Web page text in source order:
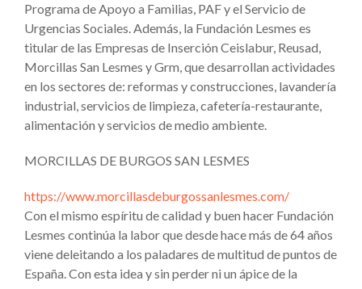
Programa de Apoyo a Familias, PAF y el Servicio de
Urgencias Sociales. Además, la Fundación Lesmes es
titular de las Empresas de Inserción Ceislabur, Reusad,
Morcillas San Lesmes y Grm, que desarrollan actividades
en los sectores de: reformas y construcciones, lavandería
industrial, servicios de limpieza, cafetería-restaurante,
alimentación y servicios de medio ambiente.
MORCILLAS DE BURGOS SAN LESMES
https://www.morcillasdeburgossanlesmes.com/
Con el mismo espíritu de calidad y buen hacer Fundación
Lesmes continúa la labor que desde hace más de 64 años
viene deleitando a los paladares de multitud de puntos de
España. Con esta idea y sin perder ni un ápice de la